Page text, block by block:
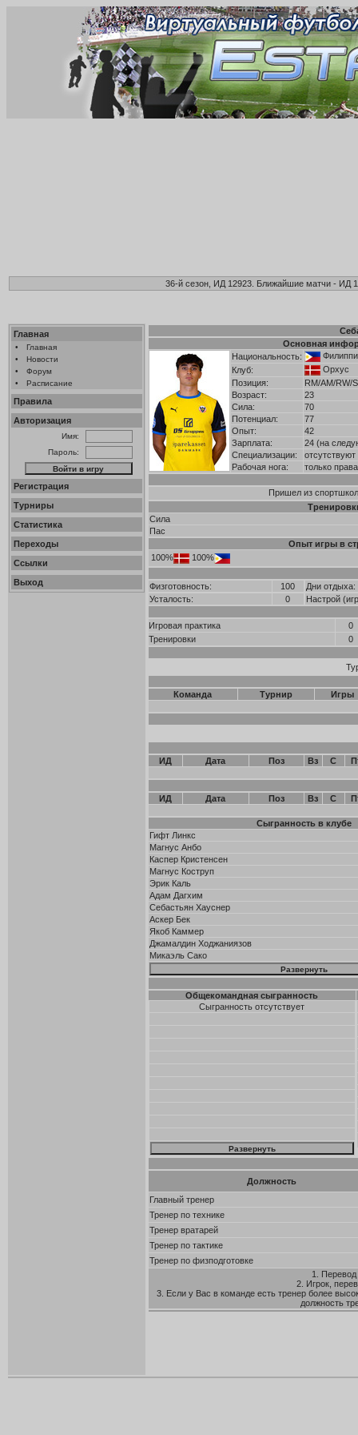
36-й сезон, ИД 12923. Ближайшие матчи - ИД
Главная
•
Главная
•
Новости
•
Форум
•
Расписание
Правила
Авторизация
Имя:
Пароль:
Регистрация
Турниры
Статистика
Переходы
Ссылки
Выход
Основная
Национальность:
Клуб:
Орхус
Позиция:
RM/AM/RW/
Возраст:
23
Сила:
70
Потенциал:
77
Опыт:
42
Зарплата:
24 (на
Специализации:
отсутствуют
Рабочая нога:
только
Пришел из
Сила
Пас
Опыт игры в
100%
100%
Физготовность: 100
Дни отдыха:
Усталость:
0 Настрой
Игровая практика
0
Тренировки
0
Команда Турнир Игры
ИД Дата Поз Вз С
ИД Дата Поз Вз С
Сыгранность в клубе
Гифт Линкс
Магнус Анбо
Каспер Кристенсен
Магнус Коструп
Эрик Каль
Адам Дагхим
Себастьян Хауснер
Аскер Бек
Якоб Каммер
Джамалдин Ходжаниязов
Микаэль Сако
Общекомандная сыгранность
Сыгранность отсутствует
Должность
Главный тренер
Тренер по технике
Тренер вратарей
Тренер по тактике
Тренер по физподготовке
1. Перевод
2. Игрок,
3. Если у Вас в команде есть тренер более
должность